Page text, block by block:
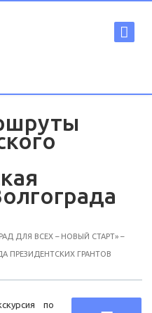
ДЛЯ ВСЕХ – НОВЫЙ СТАРТ» –
ПРЕЗИДЕНТСКИХ ГРАНТОВ
по